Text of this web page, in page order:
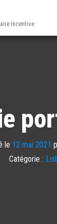
Incentive
le 12 mai 2021
Catégorie :